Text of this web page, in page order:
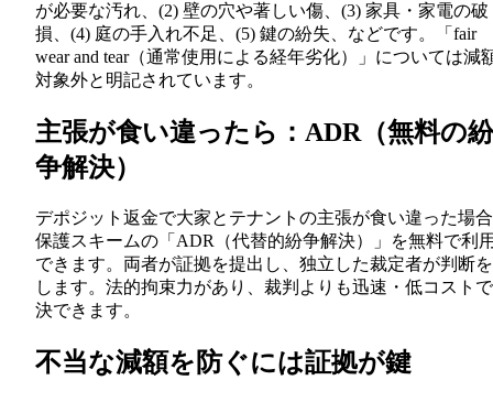
が必要な汚れ、(2) 壁の穴や著しい傷、(3) 家具・家電の破
損、(4) 庭の手入れ不足、(5) 鍵の紛失、などです。「fair
wear and tear（通常使用による経年劣化）」については減
対象外と明記されています。
主張が食い違ったら：ADR（無料の紛
争解決）
デポジット返金で大家とテナントの主張が食い違った場
保護スキームの「ADR（代替的紛争解決）」を無料で利
できます。両者が証拠を提出し、独立した裁定者が判断
します。法的拘束力があり、裁判よりも迅速・低コスト
決できます。
不当な減額を防ぐには証拠が鍵